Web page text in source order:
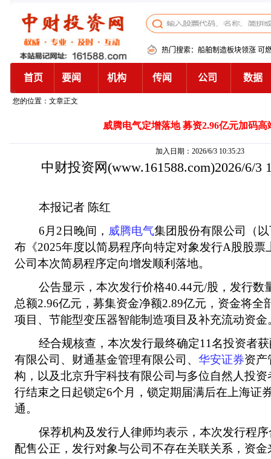
您的位置：文章正文
威腾电气定增落地 募资2.96亿元加码高
加入日期：2026/6/3 10:35:23
中财投资网 (www.161588.com)2026/6/3
本报记者 陈红
6月2日晚间， 威腾电气集团股份有限公司（以
布《2025年度以简易程序向特定对象发行A股股票
公司本次简易程序定向增发顺利落地。
公告显示，本次发行价格40.44元/股，发行数
总额2.96亿元，募集资金净额2.89亿元，资金将全
项目、节能型变压器智能制造项目及补充流动资金
经合规核查，本次发行最终确定11名投资者获
有限公司、财通基金管理有限公司、 华安证券资产
构，以及北京升宇科技有限公司与多位自然人投
行结束之日起锁定6个月，锁定期届满后在上海证
通。
保荐机构及发行人律师均表示，本次发行程序
配售公正，发行对象与公司不存在关联关系，资